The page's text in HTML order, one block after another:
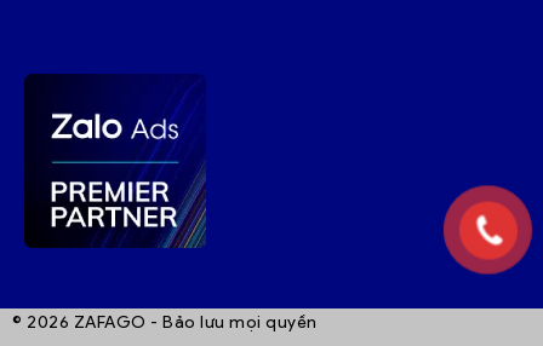
© 2026 ZAFAGO - Bảo lưu mọi quyền